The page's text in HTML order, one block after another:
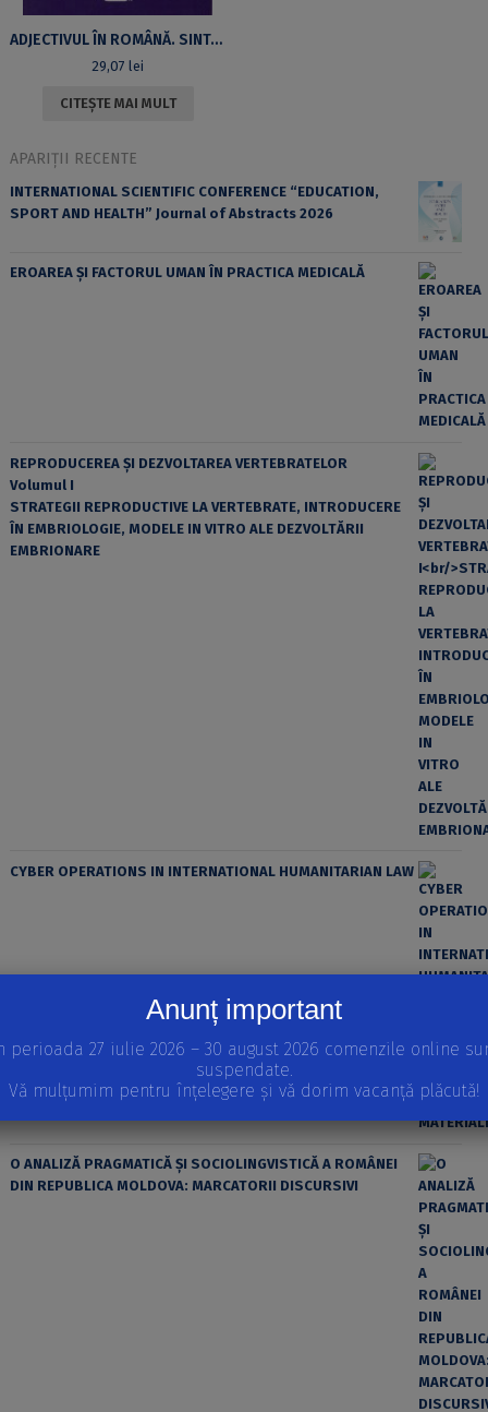
ADJECTIVUL ÎN ROMÂNĂ. SINTAXĂ ȘI SEMANTICĂ
29,07lei
CITEȘTE MAI MULT
APARIȚII RECENTE
INTERNATIONAL SCIENTIFIC CONFERENCE “EDUCATION,
SPORT AND HEALTH” Journal of Abstracts 2026
EROAREA ȘI FACTORUL UMAN ÎN PRACTICA MEDICALĂ
REPRODUCEREA ȘI DEZVOLTAREA VERTEBRATELOR
Volumul I
STRATEGII REPRODUCTIVE LA VERTEBRATE, INTRODUCERE
ÎN EMBRIOLOGIE, MODELE IN VITRO ALE DEZVOLTĂRII
EMBRIONARE
CYBER OPERATIONS IN INTERNATIONAL HUMANITARIAN LAW
ȘTIINȚA MODERNĂ ȘI MATERIALISMUL
O ANALIZĂ PRAGMATICĂ ȘI SOCIOLINGVISTICĂ A ROMÂNEI
DIN REPUBLICA MOLDOVA: MARCATORII DISCURSIVI
Anunț important
perioada 27 iulie 2026 – 30 august 2026 comenzile online
suspendate.
Vă mulțumim pentru înțelegere și vă dorim vacanță plăcută!